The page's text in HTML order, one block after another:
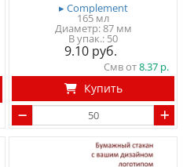
▸ Complement
165 мл
Диаметр: 87 мм
50
9.10
Смв от8.37
Купить